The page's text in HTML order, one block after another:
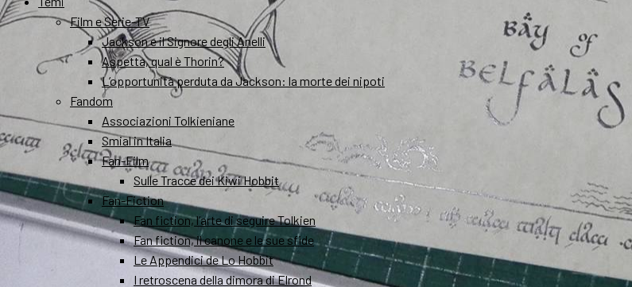
Film e Serie-TV
Jackson e il Signore degli Anelli
Aspetta, qual è Thorin?
L’opportunità perduta da Jackson: la morte dei nipoti
Fandom
Associazioni Tolkieniane
Smial in Italia
Fan-Film
Sulle Tracce dei Kiwi Hobbit
Fan-Fiction
Fan fiction, l’arte di seguire Tolkien
Fan fiction, il canone e le sue sfide
Le Appendici de Lo Hobbit
I retroscena della dimora di Elrond